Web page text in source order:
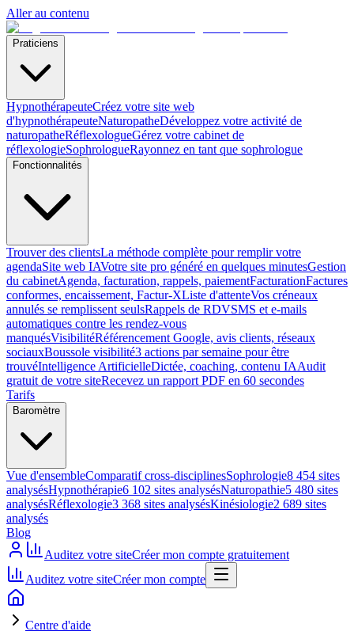
Aller au contenu
Praticiens
HypnothérapeuteCréez votre site web
d'hypnothérapeuteNaturopatheDéveloppez votre activité de
naturopatheRéflexologueGérez votre cabinet de
réflexologieSophrologueRayonnez en tant que sophrologue
Fonctionnalités
Trouver des clientsLa méthode complète pour remplir votre
agendaSite web IAVotre site pro généré en quelques minutesGestion
du cabinetAgenda, facturation, rappels, paiementFacturationFactures
conformes, encaissement, Factur-XListe d'attenteVos créneaux
annulés se remplissent seulsRappels de RDVSMS et e-mails
automatiques contre les rendez-vous
manquésVisibilitéRéférencement Google, avis clients, réseaux
sociauxBoussole visibilité3 actions par semaine pour être
trouvéIntelligence ArtificielleDictée, coaching, contenu IAAudit
gratuit de votre siteRecevez un rapport PDF en 60 secondes
Tarifs
Baromètre
Vue d'ensembleComparatif cross-disciplinesSophrologie8 454 sites
analysésHypnothérapie6 102 sites analysésNaturopathie5 480 sites
analysésRéflexologie3 368 sites analysésKinésiologie2 689 sites
analysés
Blog
Auditez votre siteCréer mon compte gratuitement
Auditez votre siteCréer mon compte
Centre d'aide